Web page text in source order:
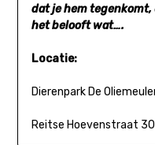
dat je hem
het belooft wat….
Locatie:
Dierenpark De
Reitse Hoevenstraat